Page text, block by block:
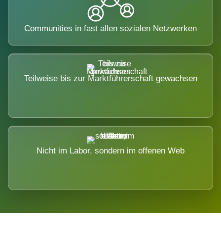
Communities in fast allen sozialen Netzwerken
Teilweise bis zur Marktführerschaft gewachsen
Nicht im Labor, sondern im offenen Web